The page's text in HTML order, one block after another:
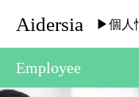
Aidersia ▶個人
Employee